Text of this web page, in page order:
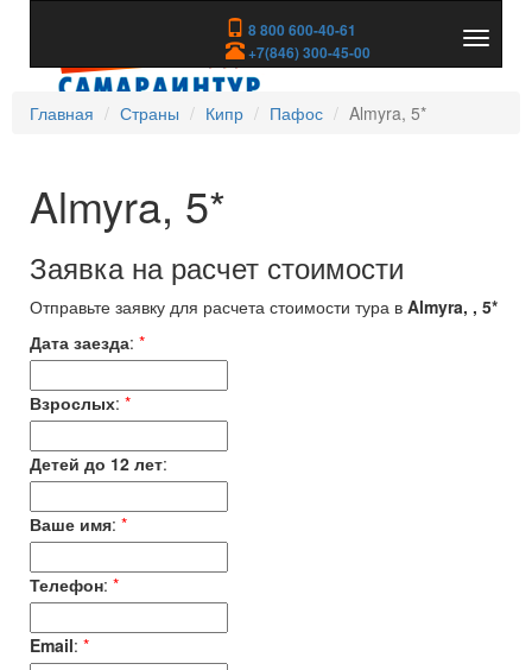
8 800 600-40-61
+7(846) 300-45-00
скрыть
Главная
Страны Кипр Пафос Almyra, 5*
Almyra, 5*
Заявка на расчет стоимости
Отправьте заявку для расчета стоимости тура в Almyra, , 5*
Дата заезда: *
Взрослых: *
Детей до 12 лет:
Ваше имя: *
Телефон: *
Email: *